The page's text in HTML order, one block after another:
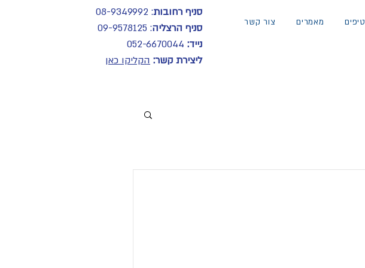
סניף רחובות: 08-9349992
סניף הרצליה: 09-9578125
נייד: 052-6670044
ליצירת קשר: הקליקו כאן
טיפים מאמרים צור קשר